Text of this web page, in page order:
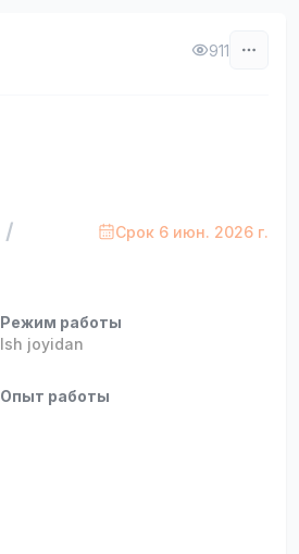
911
/ Срок 6 июн. 2026 г.
Режим работы
Ish joyidan
Опыт работы